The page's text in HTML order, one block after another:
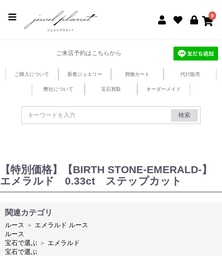
0
ご来店予約はこちらから
ご購入について 新着ジュエリー 買物カート 代行販売
弊社について 宝石買取 オーダーメイド
検索
【特別価格】【BIRTH STONE-EMERALD-】
エメラルド 0.33ct ステップカット
関連カテゴリ
ルース ＞ エメラルド ルース
ルース
宝石で選ぶ ＞ エメラルド
宝石で選ぶ